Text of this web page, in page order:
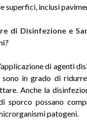
superfici, inclusi
di Disinfezione e
di agenti
sono in grado di
Anche la
possano
patogeni.